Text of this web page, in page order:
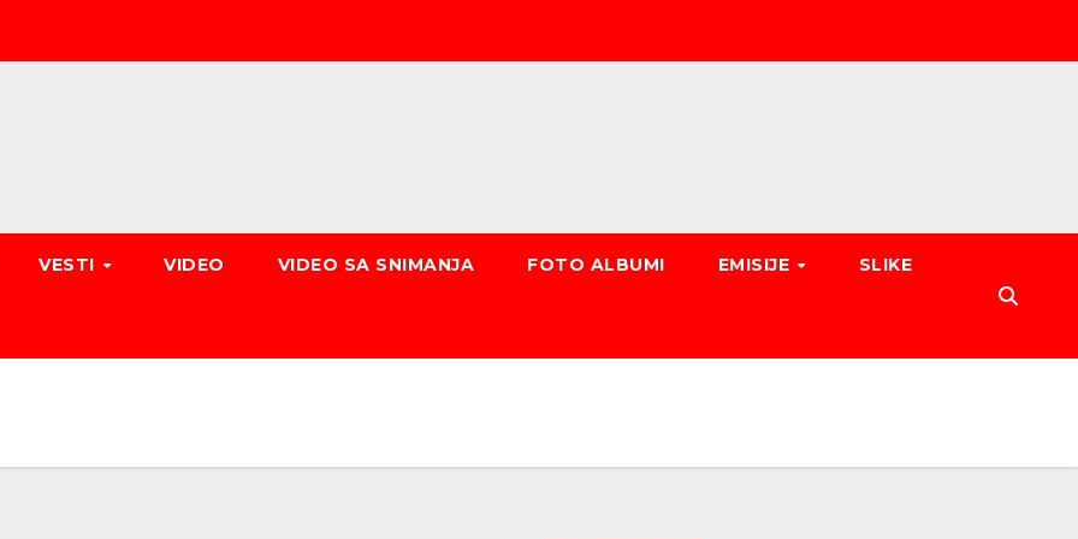
VESTI VIDEO VIDEO SA SNIMANJA FOTO ALBUMI EMISIJE SLIKE